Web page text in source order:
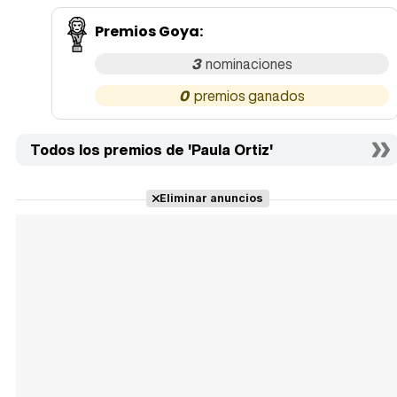
Premios Goya:
3
0
Todos los premios de 'Paula Ortiz'
Eliminar anuncios